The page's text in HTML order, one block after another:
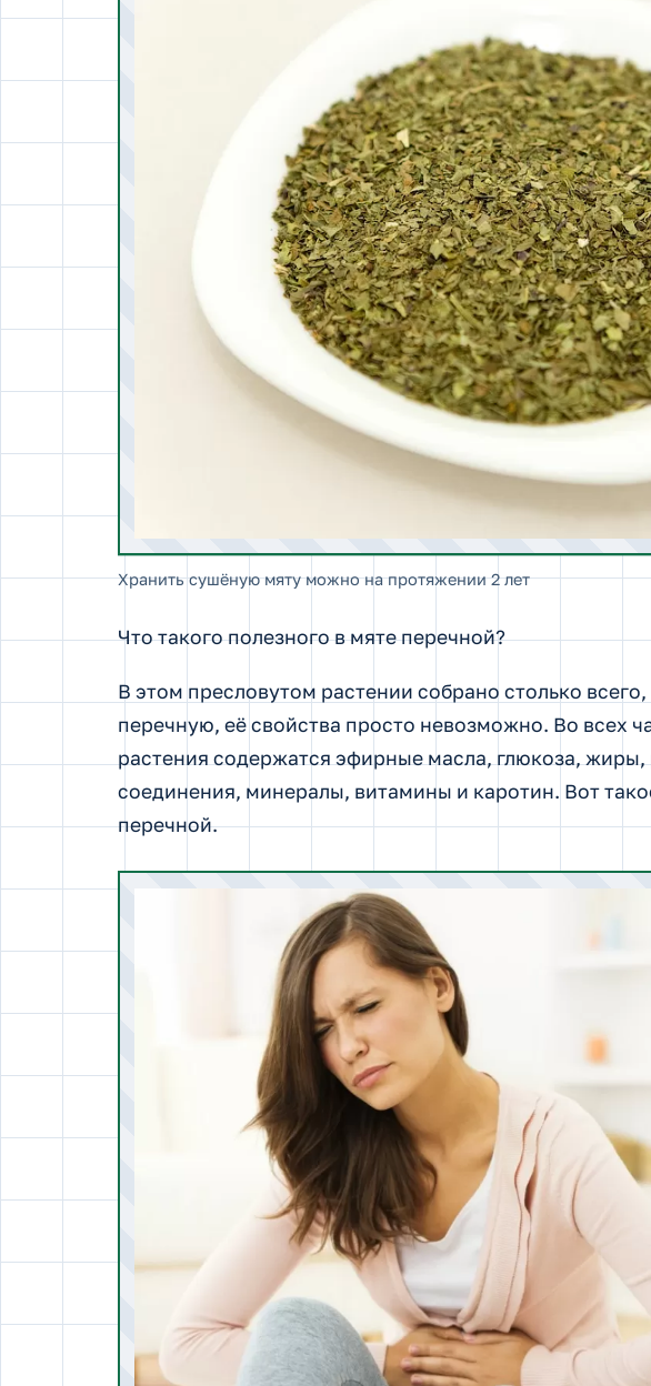
Хранить сушёную мяту можно на протяжении 2 лет
Что такого полезного в мяте перечной?
В этом пресловутом растении собрано столько
перечную, её свойства просто невозможно. Во всех
растения содержатся эфирные масла, глюкоза,
соединения, минералы, витамины и каротин. Вот
перечной.